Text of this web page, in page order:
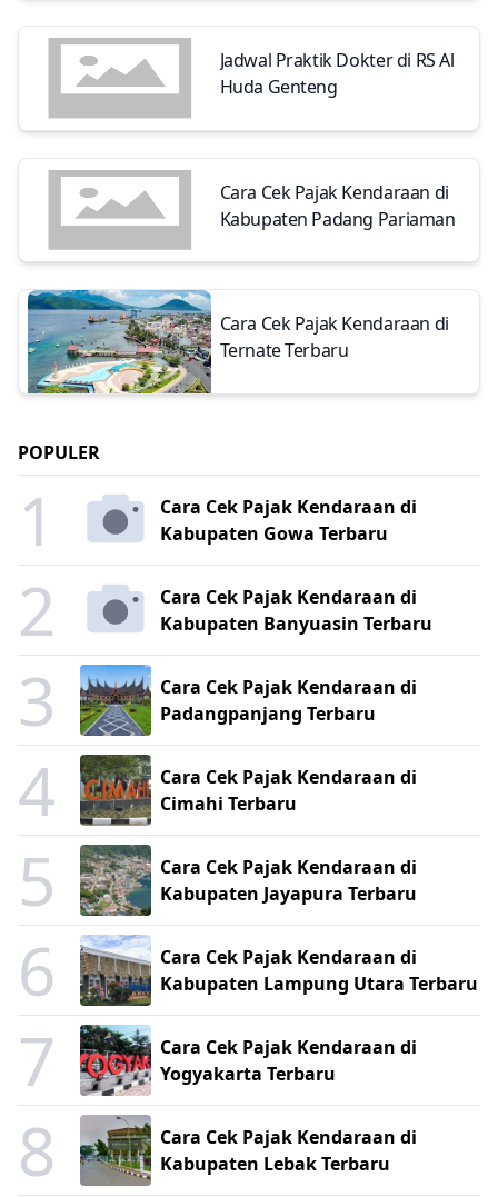
Jadwal Praktik Dokter di RS Al
Huda Genteng
Cara Cek Pajak Kendaraan di
Kabupaten Padang Pariaman
Cara Cek Pajak Kendaraan di
Ternate Terbaru
POPULER
1
Cara Cek Pajak Kendaraan di
Kabupaten Gowa Terbaru
2
Cara Cek Pajak Kendaraan di
Kabupaten Banyuasin Terbaru
3
Cara Cek Pajak Kendaraan di
Padangpanjang Terbaru
4
Cara Cek Pajak Kendaraan di
Cimahi Terbaru
5
Cara Cek Pajak Kendaraan di
Kabupaten Jayapura Terbaru
6
Cara Cek Pajak Kendaraan di
Kabupaten Lampung Utara Terbaru
7
Cara Cek Pajak Kendaraan di
Yogyakarta Terbaru
8
Cara Cek Pajak Kendaraan di
Kabupaten Lebak Terbaru